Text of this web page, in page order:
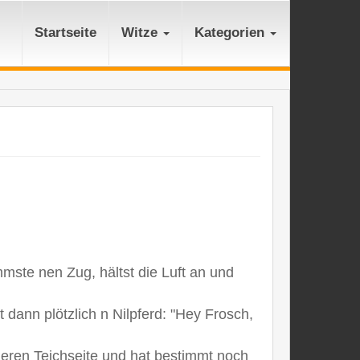
Startseite Witze Kategorien
nen Zug, hältst die Luft an und
plötzlich n Nilpferd: "Hey Frosch,
Teichseite und hat bestimmt noch